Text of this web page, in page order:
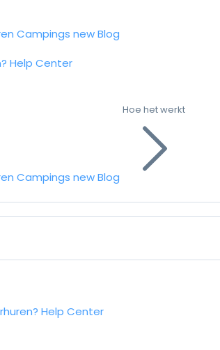
Campings newBlog
Help Center
Campings newBlog
Hoe het werkt
Help Center